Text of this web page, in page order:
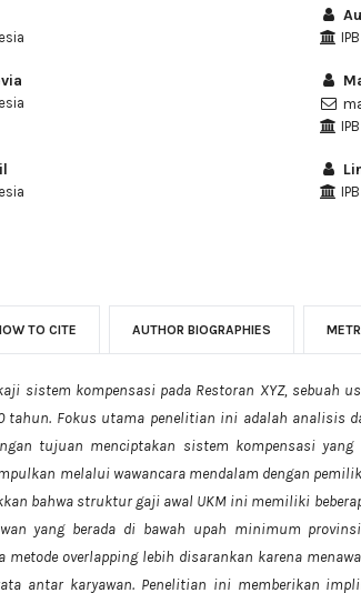
TO CITE AUTHOR BIOGRAPHIES
sistem kompensasi pada Restoran XYZ, sebuah
tahun. Fokus utama penelitian ini adalah analisis
tujuan menciptakan sistem kompensasi
melalui wawancara mendalam dengan
bahwa struktur gaji awal UKM ini memiliki
yang berada di bawah upah minimum
metode overlapping lebih disarankan karena
antar karyawan. Penelitian ini memberikan